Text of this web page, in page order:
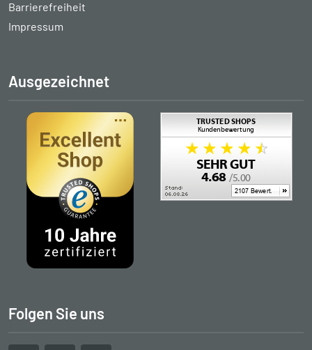
Barrierefreiheit
Impressum
Ausgezeichnet
Folgen Sie uns